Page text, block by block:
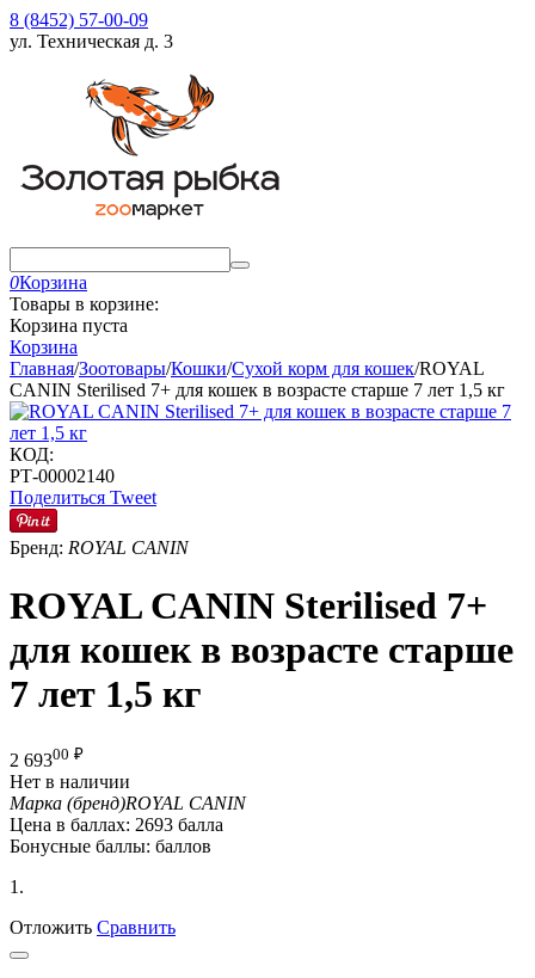
8 (8452) 57-00-09
ул. Техническая д. 3
0Корзина
Товары в корзине:
Корзина пуста
Корзина
Главная/Зоотовары/Кошки/Сухой корм для кошек/ROYAL
CANIN Sterilised 7+ для кошек в возрасте старше 7 лет 1,5 кг
КОД:
РТ-00002140
Поделиться Tweet
Бренд: ROYAL CANIN
ROYAL CANIN Sterilised 7+
для кошек в возрасте старше
7 лет 1,5 кг
2 69300 ₽
Нет в наличии
Марка (бренд)ROYAL CANIN
Цена в баллах: 2693 балла
Бонусные баллы: баллов
1.
Отложить Сравнить